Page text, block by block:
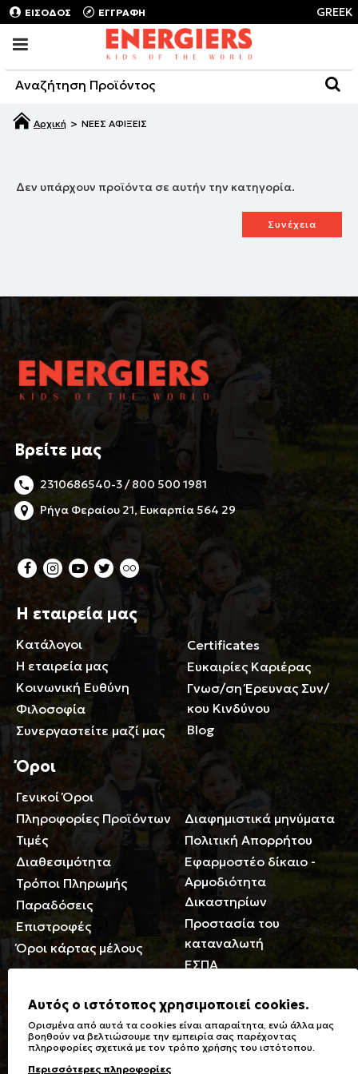
ΕΙΣΟΔΟΣ ΕΓΓΡΑΦΗ GREEK
ΝΕΕΣ ΑΦΙΞΕΙΣ
Δεν υπάρχουν προϊόντα σε αυτήν την κατηγορία.
Συνέχεια
Βρείτε μας
2310686540-3 / 800 500 1981
Ρήγα Φεραίου 21, Ευκαρπία 564 29
Η εταιρεία μας
Κατάλογοι
Η εταιρεία μας
Κοινωνική Ευθύνη
Φιλοσοφία
Συνεργαστείτε μαζί μας
Certificates
Ευκαιρίες Καριέρας
Γνωσ/ση Έρευνας Συν/
κου Κινδύνου
Blog
Όροι
Γενικοί Όροι
Πληροφορίες Προϊόντων
Τιμές
Διαθεσιμότητα
Τρόποι Πληρωμής
Παραδόσεις
Επιστροφές
Όροι κάρτας μέλους
Περιορισμοί ευθύνης
Διαφημιστικά μηνύματα
Πολιτική Απορρήτου
Εφαρμοστέο δίκαιο -
Αρμοδιότητα
Δικαστηρίων
Προστασία του
καταναλωτή
ΕΣΠΑ
Γενικά
Καταστήματα
Ειδικές Εκπτώσεις ΑμΕΑ
Σύμβολα πλύσης,
σιδερώματος
Αυτός ο ιστότοπος χρησιμοποιεί cookies.
Ορισμένα από αυτά τα cookies είναι απαραίτητα, ενώ άλλα μας
βοηθούν να βελτιώσουμε την εμπειρία σας παρέχοντας
πληροφορίες σχετικά με τον τρόπο χρήσης του ιστότοπου.
Περισσότερες πληροφορίες